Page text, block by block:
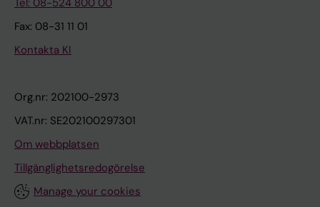
Fax: 08-31 11 01
Kontakta KI
Org.nr: 202100-2973
VAT.nr: SE202100297301
Om webbplatsen
Tillgänglighetsredogörelse
Manage your cookies